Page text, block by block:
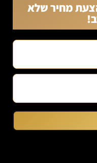
מחיר שלא